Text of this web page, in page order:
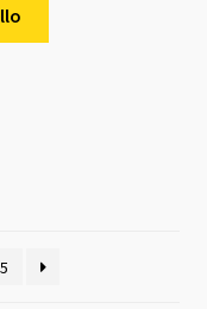
attuale
è:
5